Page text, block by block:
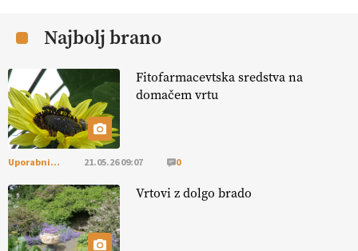
EKOloško = logično: ekološka kmetija
EKOloško = logično: VLOG Okus je
pomembnejši od izgleda
EKOloško = logično: ekološka kmetija PR'
RAKARI
Najbolj brano
Fitofarmacevtska sredstva na
domačem vrtu
Uporabni vrt 21.05.26 09:07 0
Vrtovi z dolgo brado